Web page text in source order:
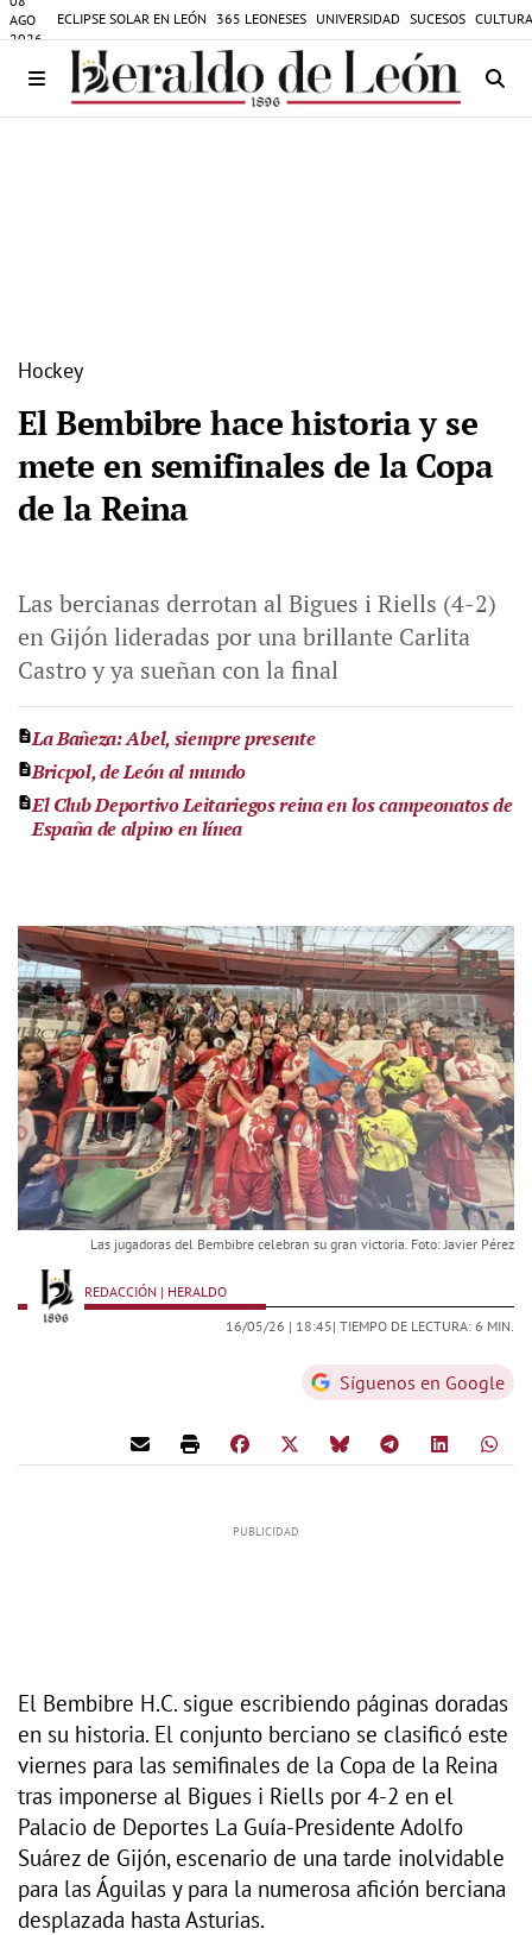
AGO
2026
ECLIPSE SOLAR EN LEÓN 365 LEONESES UNIVERSIDAD SUCESOS
Hockey
El Bembibre hace historia y se
mete en semifinales de la Copa
de la Reina
Las bercianas derrotan al Bigues i Riells (4-2)
en Gijón lideradas por una brillante Carlita
Castro y ya sueñan con la final
La Bañeza: Abel, siempre presente
Bricpol, de León al mundo
El Club Deportivo Leitariegos reina en los campeonatos de
España de alpino en línea
Las jugadoras del Bembibre celebran su gran victoria. Foto: Javier Pérez
REDACCIÓN | HERALDO
16/05/26 | 18:45| TIEMPO DE LECTURA: 6 MIN.
Síguenos en Google
El Bembibre H.C. sigue escribiendo páginas doradas
en su historia. El conjunto berciano se clasificó este
viernes para las semifinales de la Copa de la Reina
tras imponerse al Bigues i Riells por 4-2 en el
Palacio de Deportes La Guía-Presidente Adolfo
Suárez de Gijón, escenario de una tarde inolvidable
para las Águilas y para la numerosa afición berciana
desplazada hasta Asturias.